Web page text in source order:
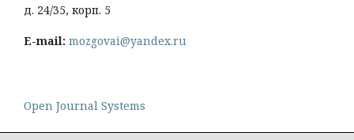
д. 24/35, корп. 5
E-mail: mozgovai@yandex.ru
Open Journal Systems